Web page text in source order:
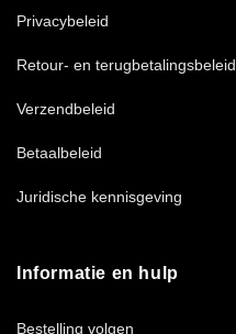
Privacybeleid
Retour- en terugbetalingsbeleid
Verzendbeleid
Betaalbeleid
Juridische kennisgeving
Informatie en hulp
Bestelling volgen